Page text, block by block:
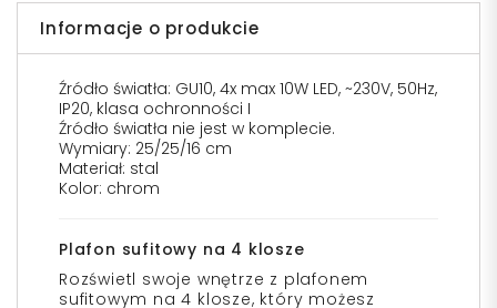
Informacje o produkcie
Źródło światła: GU10, 4x max 10W LED, ~230V, 50Hz,
IP20, klasa ochronności I
Źródło światła nie jest w komplecie.
Wymiary: 25/25/16 cm
Materiał: stal
Kolor: chrom
Plafon sufitowy na 4 klosze
Rozświetl swoje wnętrze z plafonem
sufitowym na 4 klosze, który możesz